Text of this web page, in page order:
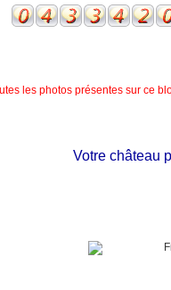
les photos présentes sur ce
Votre château